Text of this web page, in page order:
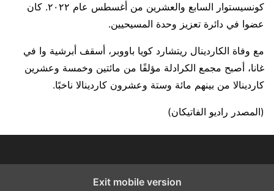
كونسيستوار السابع والعشرين من أغسطس عام ٢٠٢٢. كان
عضوا في دائرة تعزيز وحدة المسيحيين.
مع وفاة الكاردينال ريتشارد كويا باووبر، أسقف أبرشية وا في
غانا، أصبح مجمع الكرادلة مؤلفًا من مائتين وخمسة وعشرين
كاردينالا من بينهم مائة وستة وعشرون كاردينالا ناخبًا.
(المصدر راديو الفاتيكان)
Exit mobile version